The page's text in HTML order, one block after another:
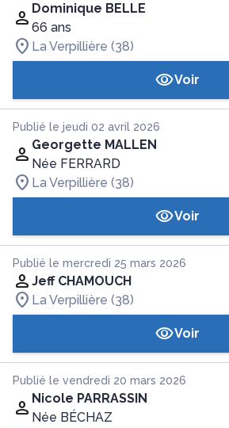
Dominique BELLE
66 ans
La Verpillière (38)
Voir
Publié le jeudi 02 avril 2026
Georgette MALLEN
Née FERRARD
La Verpillière (38)
Voir
Publié le mercredi 25 mars 2026
Jeff CHAMOUCH
La Verpillière (38)
Voir
Publié le vendredi 20 mars 2026
Nicole PARRASSIN
Née BÉCHAZ